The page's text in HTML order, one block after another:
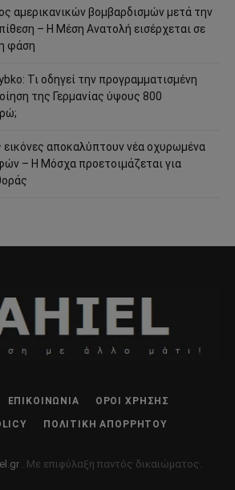
αμερικανικών βομβαρδισμών μετά την
– Η Μέση Ανατολή εισέρχεται σε
φάση
Τι οδηγεί την προγραμματισμένη
της Γερμανίας ύψους 800
αποκαλύπτουν νέα οχυρωμένα
– Η Μόσχα προετοιμάζεται για
ΕΠΙΚΟΙΝΩΝΊΑ ΌΡΟΙ ΧΡΉΣΗΣ
ΠΟΛΙΤΙΚΉ ΑΠΟΡΡΉΤΟΥ
. Με επιφύλαξη παντός δικαιώματος.